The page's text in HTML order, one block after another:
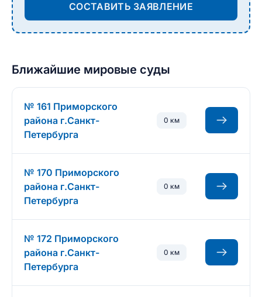
СОСТАВИТЬ ЗАЯВЛЕНИЕ
Ближайшие мировые суды
№ 161 Приморского
района г.Санкт-
Петербурга
0 км
№ 170 Приморского
района г.Санкт-
Петербурга
0 км
№ 172 Приморского
района г.Санкт-
Петербурга
0 км